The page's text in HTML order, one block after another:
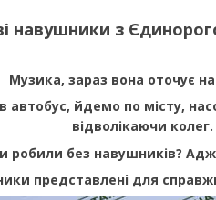
навушники з
Музика, зараз вона оточує
йдемо по місту,
відволікаючи колег.
робили без навушників?
представлені для